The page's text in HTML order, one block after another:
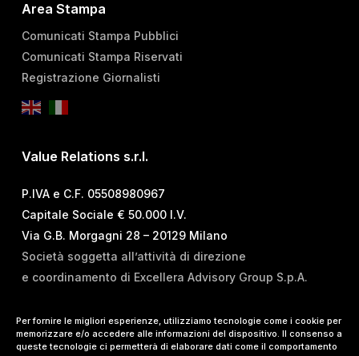
Per fornire le migliori esperienze, utilizziamo tecnologie come i cookie per
memorizzare e/o accedere alle informazioni del dispositivo. Il consenso a
queste tecnologie ci permetterà di elaborare dati come il comportamento
Area Stampa
Comunicati Stampa Pubblici
Comunicati Stampa Riservati
Registrazione Giornalisti
Value Relations s.r.l.
P.IVA e C.F. 05508980967
Capitale Sociale € 50.000 I.V.
Via G.B. Morgagni 28 – 20129 Milano
Società soggetta all’attività di direzione
e coordinamento di Excellera Advisory Group S.p.A.
T. +39 02 84 99 02 01
E.info@vrelations.it